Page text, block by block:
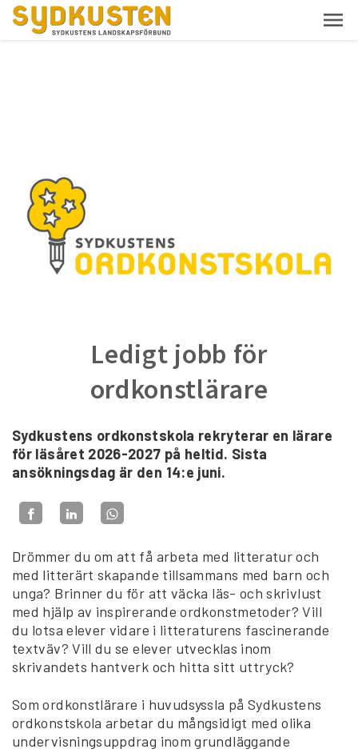
Ledigt jobb för
ordkonstlärare
Sydkustens ordkonstskola rekryterar en lärare
för läsåret 2026-2027 på heltid. Sista
ansökningsdag är den 14:e juni.
Drömmer du om att få arbeta med litteratur och
med litterärt skapande tillsammans med barn och
unga? Brinner du för att väcka läs- och skrivlust
med hjälp av inspirerande ordkonstmetoder? Vill
du lotsa elever vidare i litteraturens fascinerande
textväv? Vill du se elever utvecklas inom
skrivandets hantverk och hitta sitt uttryck?
Som ordkonstlärare i huvudsyssla på Sydkustens
ordkonstskola arbetar du mångsidigt med olika
undervisningsuppdrag inom grundläggande